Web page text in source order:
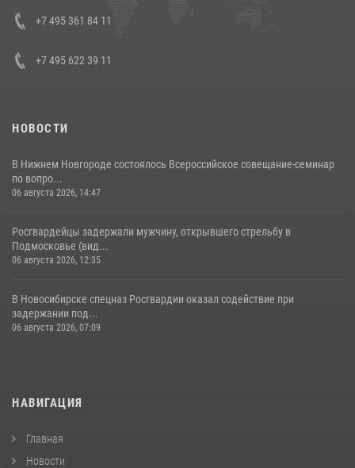
+7 495 361 84 11
+7 495 622 39 11
НОВОСТИ
В Нижнем Новгороде состоялось Всероссийское совещание-семинар
по вопро...
06 августа 2026, 14:47
Росгвардейцы задержали мужчину, открывшего стрельбу в
Подмосковье (вид...
06 августа 2026, 12:35
В Новосибирске спецназ Росгвардии оказал содействие при
задержании под...
06 августа 2026, 07:09
НАВИГАЦИЯ
Главная
Новости